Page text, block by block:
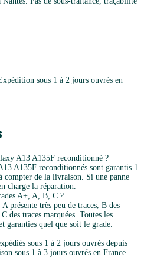
sous 1 à 2 jours ouvrés en
A13 A135F reconditionné ?
A135F reconditionnés sont garantis 1
compter de la livraison. Si une panne
charge la réparation.
A+, A, B, C ?
présente très peu de traces, B des
des traces marquées. Toutes les
garanties quel que soit le grade.
sous 1 à 2 jours ouvrés depuis
sous 1 à 3 jours ouvrés en France